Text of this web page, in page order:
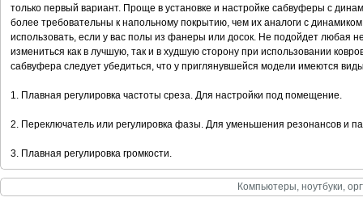
только первый вариант. Проще в установке и настройке сабвуферы с
более требовательны к напольному покрытию, чем их аналоги с
использовать, если у вас полы из фанеры или досок. Не подойдет любая
измениться как в лучшую, так и в худшую сторону при использовании
сабвуфера следует убедиться, что у приглянувшейся модели имеются
1. Плавная регулировка частоты среза. Для настройки под помещение.
2. Переключатель или регулировка фазы. Для уменьшения резонансов и
3. Плавная регулировка громкости.
Компьютеры, ноутбуки,